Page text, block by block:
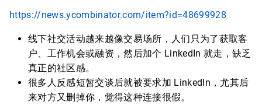
https://news.ycombinator.com/item?id=48699928
线下社交活动越来越像交易场所，人们只为了获取客
户、工作机会或融资，然后加个 LinkedIn 就走，缺乏
真正的社区感。
很多人反感短暂交谈后就被要求加 LinkedIn，尤其后
来对方又删掉你，觉得这种连接很假。